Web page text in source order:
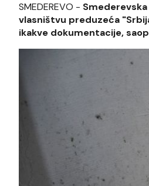
SMEDEREVO -
vlasništvu preduzeća
ikakve dokumentacije,